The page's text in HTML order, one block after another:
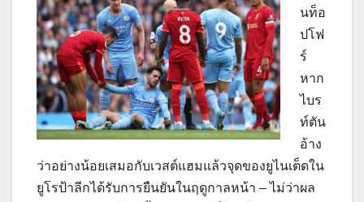
นท็อ
ปโฟ
ร์
หาก
ไบร
ท์ตัน
อ้าง
ว่าอย่างน้อยเสมอกับเวสต์แฮมแล้วจุดของยูไนเต็ดใน
ยูโรป้าลีกได้รับการยืนยันในฤดูกาลหน้า – ไม่ว่าผล